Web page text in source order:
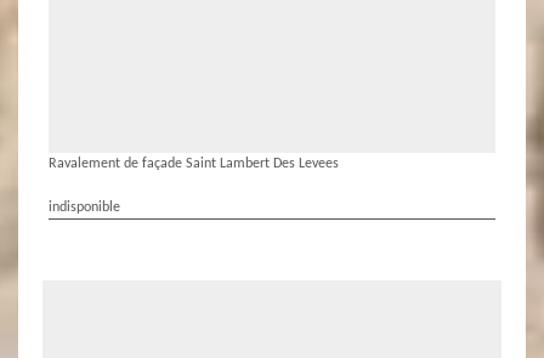
Ravalement de façade Saint Lambert Des Levees
indisponible